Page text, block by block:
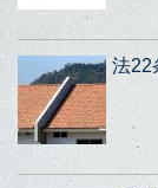
法22